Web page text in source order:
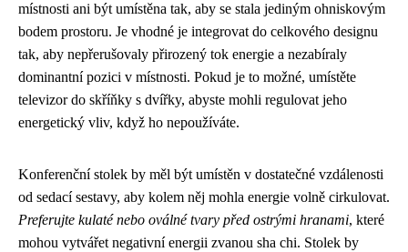
místnosti ani být umístěna tak, aby se stala jediným ohniskovým
bodem prostoru. Je vhodné je integrovat do celkového designu
tak, aby nepřerušovaly přirozený tok energie a nezabíraly
dominantní pozici v místnosti. Pokud je to možné, umístěte
televizor do skříňky s dvířky, abyste mohli regulovat jeho
energetický vliv, když ho nepoužíváte.
Konferenční stolek by měl být umístěn v dostatečné vzdálenosti
od sedací sestavy, aby kolem něj mohla energie volně cirkulovat.
Preferujte kulaté nebo oválné tvary před ostrými hranami, které
mohou vytvářet negativní energii zvanou sha chi. Stolek by